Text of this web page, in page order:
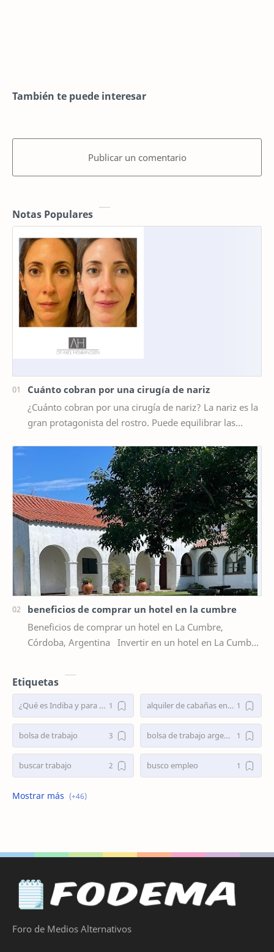
También te puede interesar
Publicar un comentario
Notas Populares
Cuánto cobran por una cirugía de nariz
¿Cuánto cobran por una cirugía de nariz? La nariz es la
gran protagonista del rostro. Puede equilibrar las
beneficios de comprar un hotel en la cumbre
Beneficios de comprar un hotel en La Cumbre,
Córdoba, Argentina Invertir en un hotel en La Cumbre
Etiquetas
¿Qué es Indiba y para qué sirve? alquiler de cabañas en el bolsón
bolsa de trabajo bolsa de trabajo argentina
buscar trabajo busco empleo
busco trabajo en Córdoba cementerios musulmanes en españa
Cirugía de Nariz Cirugía de Nariz Tabique Desviado
Foro de Medios Alternativos